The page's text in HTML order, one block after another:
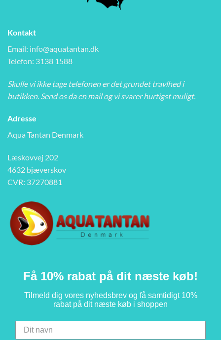
Kontakt
Email: info@aquatantan.dk
Telefon: 3138 1588
Skulle vi ikke tage telefonen er det grundet travlhed i
butikken. Send os da en mail og vi svarer hurtigst muligt.
Adresse
Aqua Tantan Denmark
Læskovvej 202
4632 bjæverskov
CVR: 37270881
Få 10% rabat på dit næste køb!
Tilmeld dig vores nyhedsbrev og få samtidigt 10%
rabat på dit næste køb i shoppen